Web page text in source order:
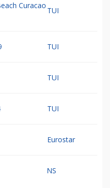
Curacao
TUI
TUI
TUI
TUI
Eurostar
NS